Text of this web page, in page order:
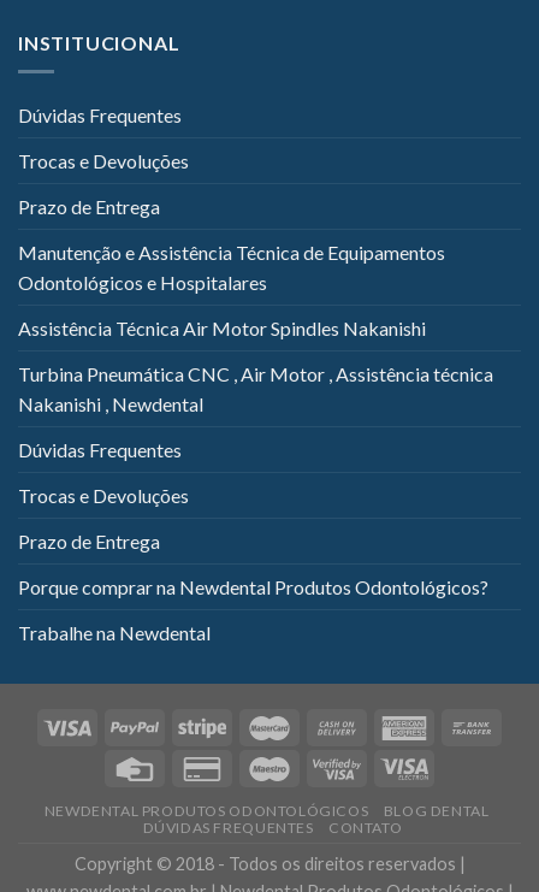
INSTITUCIONAL
Dúvidas Frequentes
Trocas e Devoluções
Prazo de Entrega
Manutenção e Assistência Técnica de Equipamentos
Odontológicos e Hospitalares
Assistência Técnica Air Motor Spindles Nakanishi
Turbina Pneumática CNC , Air Motor , Assistência técnica
Nakanishi , Newdental
Dúvidas Frequentes
Trocas e Devoluções
Prazo de Entrega
Porque comprar na Newdental Produtos Odontológicos?
Trabalhe na Newdental
NEWDENTAL PRODUTOS ODONTOLÓGICOS
BLOG DENTAL
DÚVIDAS FREQUENTES
CONTATO
Copyright © 2018 - Todos os direitos reservados |